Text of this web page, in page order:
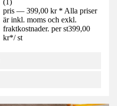
pris — 399,00 kr * Alla priser
är inkl. moms och exkl.
fraktkostnader. per st399,00
kr*/ st